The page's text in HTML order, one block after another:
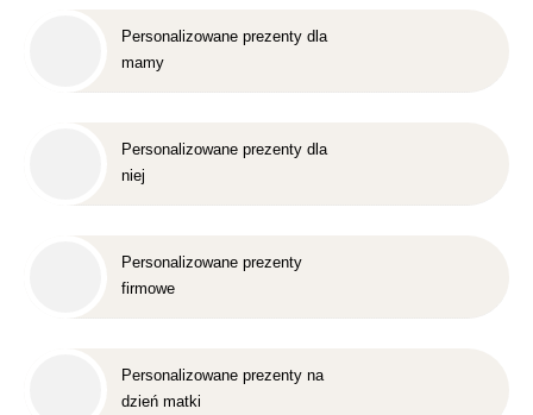
Personalizowane prezenty dla
mamy
Personalizowane prezenty dla
niej
Personalizowane prezenty
firmowe
Personalizowane prezenty na
dzień matki